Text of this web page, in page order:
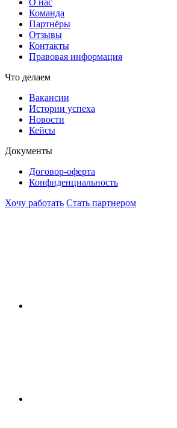
Команда
Партнёры
Отзывы
Контакты
Правовая информация
Что делаем
Вакансии
Истории успеха
Новости
Кейсы
Документы
Договор-оферта
Конфиденциальность
Хочу работать Стать партнером